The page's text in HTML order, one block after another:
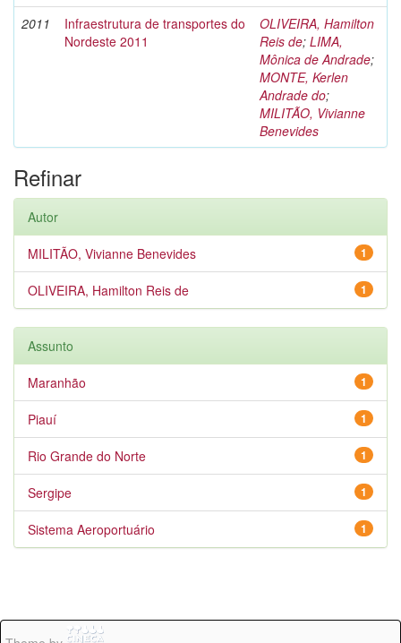
2011
Infraestrutura de transportes do
Nordeste 2011
OLIVEIRA, Hamilton
Reis de; LIMA,
Mônica de Andrade;
MONTE, Kerlen
Andrade do;
MILITÃO, Vivianne
Benevides
Refinar
Autor
1
MILITÃO, Vivianne Benevides
1
OLIVEIRA, Hamilton Reis de
Assunto
1
Maranhão
1
Piauí
1
Rio Grande do Norte
1
Sergipe
1
Sistema Aeroportuário